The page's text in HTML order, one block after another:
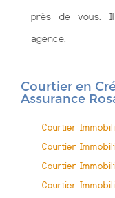
près de vous.
agence.
Courtier en
Assurance
Courtier
Courtier
Courtier
Courtier